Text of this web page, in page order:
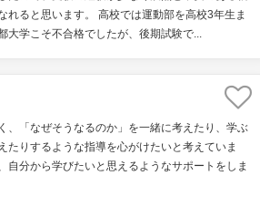
れると思います。 高校では運動部を高校3年生ま
大学こそ不合格でしたが、後期試験で...
、「なぜそうなるのか」を一緒に考えたり、学ぶ
たりするような指導を心がけたいと考えていま
自分から学びたいと思えるようなサポートをしま